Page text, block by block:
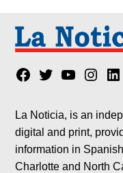
Facebook
TwitterYouTube
La Noticia, is an
digital and print,
information in
Charlotte and North